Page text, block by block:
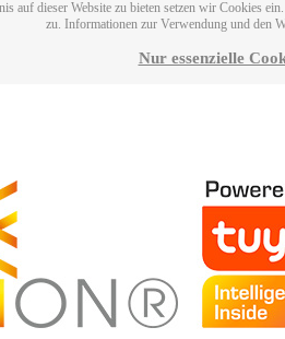
auf dieser Website zu bieten setzen wir Cookies
zu. Informationen zur Verwendung und den
Nur essenzielle